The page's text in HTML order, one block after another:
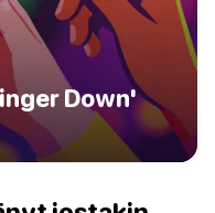
Down'